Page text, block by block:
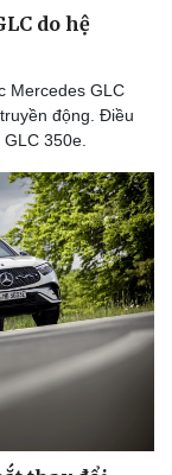
thời sự
đêm khuya
tình yêu
cho bé
tâm hồn
do hệ
Mercedes GLC
động. Điều
350e.